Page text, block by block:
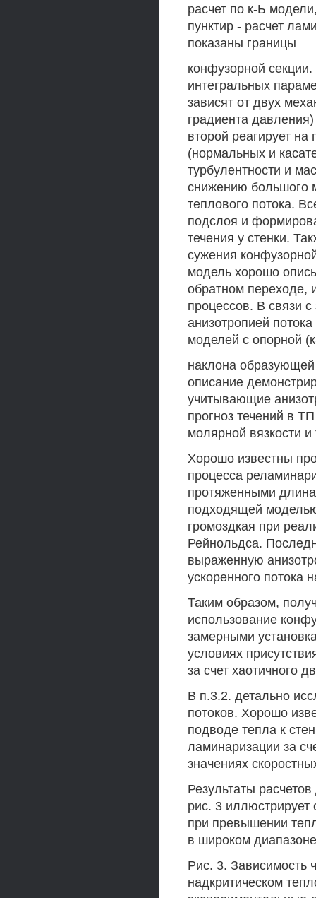
расчет по к-Ь
пунктир - расчет
показаны границы
конфузорной
интегральных
зависят от двух
градиента
второй реагирует
(нормальных и
турбулентности и
снижению большого
теплового потока.
подслоя и
течения у стенки.
сужения
модель хорошо
обратном переходе,
процессов. В связи
анизотропией
моделей с опорной
наклона образующей
описание
учитывающие
прогноз течений в
молярной вязкости
Хорошо известны
процесса
протяженными
подходящей
громоздкая при
Рейнольдса.
выраженную
ускоренного потока
Таким образом,
использование
замерными
условиях
за счет хаотичного
В п.3.2. детально
потоков. Хорошо
подводе тепла к
ламинаризации за
значениях
Результаты
рис. 3
при превышении
в широком
Рис. 3. Зависимость
надкритическом